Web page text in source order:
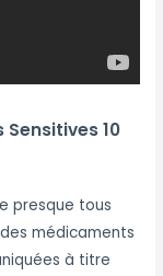
10
presque tous
médicaments
à titre